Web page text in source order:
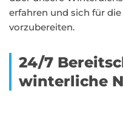
erfahren und sich für
vorzubereiten.
24/7
winterliche